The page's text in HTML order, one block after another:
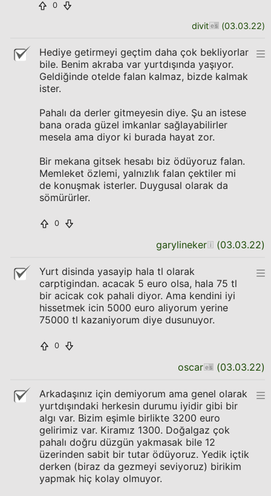
0
divit (03.03.22)
Hediye getirmeyi geçtim daha çok bekliyorlar
bile. Benim akraba var yurtdışında yaşıyor.
Geldiğinde otelde falan kalmaz, bizde kalmak
ister.
Pahalı da derler gitmeyesin diye. Şu an istese
bana orada güzel imkanlar sağlayabilirler
mesela ama diyor ki burada hayat zor.
Bir mekana gitsek hesabı biz ödüyoruz falan.
Memleket özlemi, yalnızlık falan çektiler mi
de konuşmak isterler. Duygusal olarak da
sömürürler.
0
garylineker (03.03.22)
Yurt disinda yasayip hala tl olarak
carptigindan. acacak 5 euro olsa, hala 75 tl
bir acicak cok pahali diyor. Ama kendini iyi
hissetmek icin 5000 euro aliyorum yerine
75000 tl kazaniyorum diye dusunuyor.
0
oscar (03.03.22)
Arkadaşınız için demiyorum ama genel olarak
yurtdışındaki herkesin durumu iyidir gibi bir
algı var. Bizim eşimle birlikte 3200 euro
gelirimiz var. Kiramız 1300. Doğalgaz çok
pahalı doğru düzgün yakmasak bile 12
üzerinden sabit bir tutar ödüyoruz. Yedik içtik
derken (biraz da gezmeyi seviyoruz) birikim
yapmak hiç kolay olmuyor.